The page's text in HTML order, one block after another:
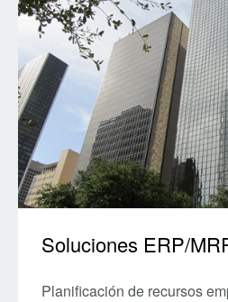
Soluciones ERP/
Planificación de recursos